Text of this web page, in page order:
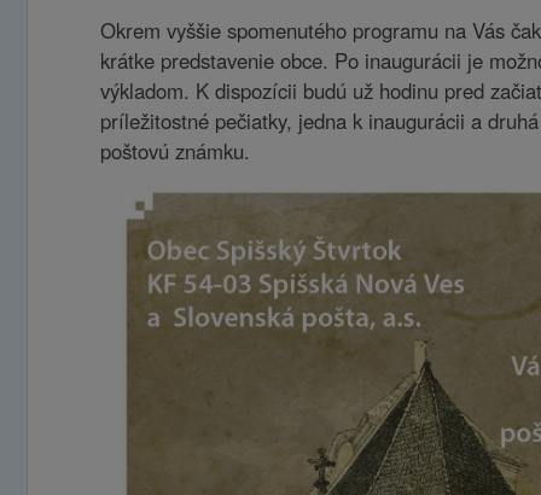
Okrem vyššie spomenutého programu na Vás
krátke predstavenie obce. Po inaugurácii je
výkladom. K dispozícii budú už hodinu pred
príležitostné pečiatky, jedna k inaugurácii a
poštovú známku.